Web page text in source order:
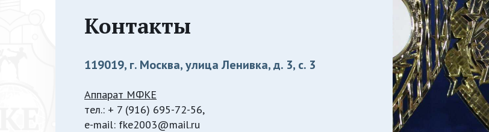
Контакты
Аппарат МФКЕ
тел.: + 7 (916) 695-72-56,
e-mail: fke2003@mail.ru
119019, г. Москва, улица Ленивка, д. 3, с. 3